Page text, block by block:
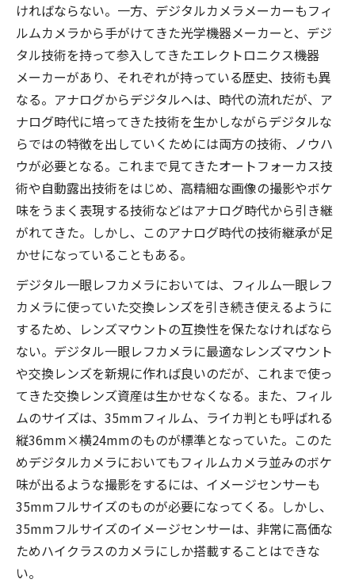
ければならない。一方、デジタルカメラメーカーもフィ
ルムカメラから手がけてきた光学機器メーカーと、デジ
タル技術を持って参入してきたエレクトロニクス機器
メーカーがあり、それぞれが持っている歴史、技術も異
なる。アナログからデジタルへは、時代の流れだが、ア
ナログ時代に培ってきた技術を生かしながらデジタルな
らではの特徴を出していくためには両方の技術、ノウハ
ウが必要となる。これまで見てきたオートフォーカス技
術や自動露出技術をはじめ、高精細な画像の撮影やボケ
味をうまく表現する技術などはアナログ時代から引き継
がれてきた。しかし、このアナログ時代の技術継承が足
かせになっていることもある。
デジタル一眼レフカメラにおいては、フィルム一眼レフ
カメラに使っていた交換レンズを引き続き使えるように
するため、レンズマウントの互換性を保たなければなら
ない。デジタル一眼レフカメラに最適なレンズマウント
や交換レンズを新規に作れば良いのだが、これまで使っ
てきた交換レンズ資産は生かせなくなる。また、フィル
ムのサイズは、35mmフィルム、ライカ判とも呼ばれる
縦36mm×横24mmのものが標準となっていた。このた
めデジタルカメラにおいてもフィルムカメラ並みのボケ
味が出るような撮影をするには、イメージセンサーも
35mmフルサイズのものが必要になってくる。しかし、
35mmフルサイズのイメージセンサーは、非常に高価な
ためハイクラスのカメラにしか搭載することはできな
い。